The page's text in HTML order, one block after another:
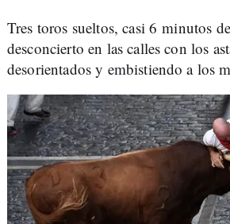
Tres toros sueltos, casi 6 minutos
desconcierto en las calles con los
desorientados y embistiendo a los